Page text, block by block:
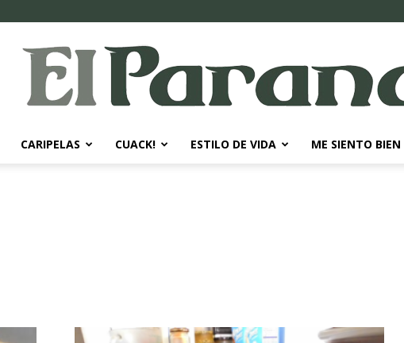
CARIPELAS CUACK! ESTILO DE VIDA ME SIENTO BIEN